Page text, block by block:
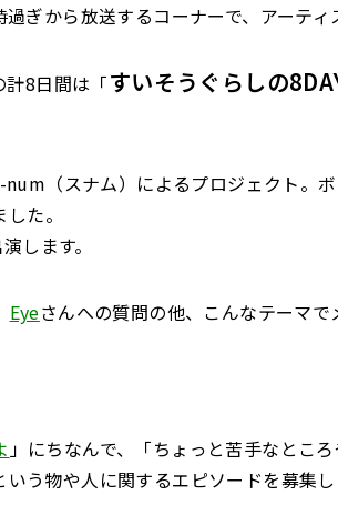
ぎから放送するコーナーで、アーティ
8日間は「すいそうぐらしの
num（スナム）によるプロジェクト。
た。
します。
Eyeさんへの質問の他、こんなテーマで
」にちなんで、「ちょっと苦手なとこ
う物や人に関するエピソードを募集し